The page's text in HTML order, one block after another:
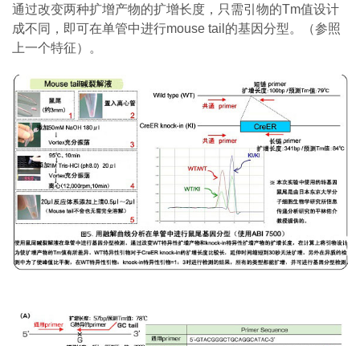
通过改变两种扩增产物的扩增长度，只需引物的Tm值设计
成不同，即可在单管中进行mouse tail的基因分型。（参照
上一个特征）。